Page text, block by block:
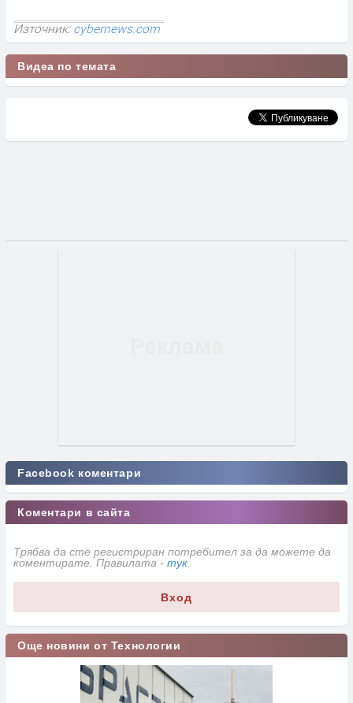
Източник:cybernews.com
Видеа по темата
Facebook коментари
Коментари в сайта
Трябва да сте регистриран потребител за да можете да
коментирате. Правилата - тук
Вход
Още новини от Технологии